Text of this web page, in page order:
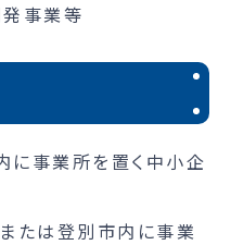
事業等
に事業所を置く中小企
たは登別市内に事業